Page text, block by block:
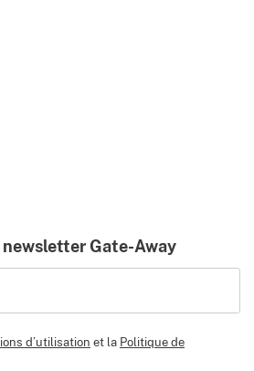
newsletter Gate-Away
d’utilisation et la Politique de